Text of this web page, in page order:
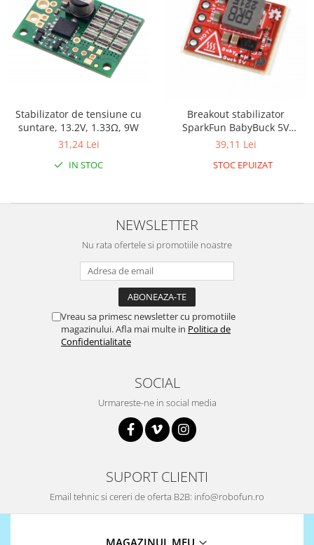
Rezistoare
Creion 3D 3Doodler
Imprimante 3D
Imprimante 3D
Componente
Componente
Componente E3D
Filament Premium ABS 1.75 mm
Kituri incepatori Arduino
Pentru Incepatori
Stabilizator de tensiune cu
suntare, 13.2V, 1.33Ω, 9W
31,24 Lei
IN STOC
Breakout stabilizator
SparkFun BabyBuck 5V
(AP63357)
39,11 Lei
STOC EPUIZAT
NEWSLETTER
Nu rata ofertele si promotiile noastre
Vreau sa primesc newsletter cu promotiile
magazinului. Afla mai multe in Politica de
Confidentialitate
SOCIAL
Urmareste-ne in social media
SUPORT CLIENTI
Email tehnic si cereri de oferta B2B: info@robofun.ro